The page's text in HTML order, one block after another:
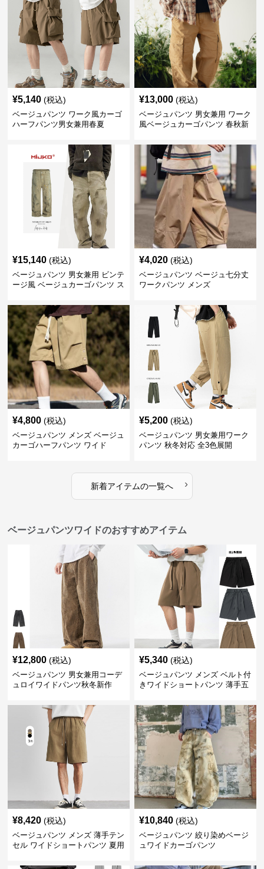
¥5,140 (税込)
ベージュパンツ ワーク風カーゴ
ハーフパンツ男女兼用春夏
¥13,000 (税込)
ベージュパンツ 男女兼用 ワーク
風ベージュカーゴパンツ 春秋新
¥15,140 (税込)
ベージュパンツ 男女兼用 ビンテ
ージ風 ベージュカーゴパンツ ス
¥4,020 (税込)
ベージュパンツ ベージュ七分丈
ワークパンツ メンズ
¥4,800 (税込)
ベージュパンツ メンズ ベージュ
カーゴハーフパンツ ワイド
¥5,200 (税込)
ベージュパンツ 男女兼用ワーク
パンツ 秋冬対応 全3色展開
新着アイテムの一覧へ ›
ベージュパンツワイドのおすすめアイテム
¥12,800 (税込)
ベージュパンツ 男女兼用コーデ
ュロイワイドパンツ秋冬新作
¥5,340 (税込)
ベージュパンツ メンズ ベルト付
きワイドショートパンツ 薄手五
¥8,420 (税込)
ベージュパンツ メンズ 薄手テン
セル ワイドショートパンツ 夏用
¥10,840 (税込)
ベージュパンツ 絞り染めベージ
ュワイドカーゴパンツ